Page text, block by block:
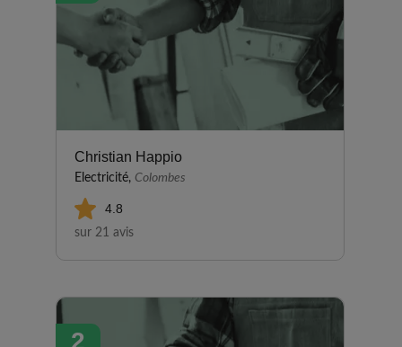
Christian Happio
Electricité, Colombes
4.8
sur 21 avis
2